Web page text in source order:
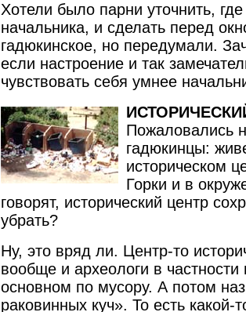
Хотели было парни уточнить,
начальника, и сделать перед
гадюкинское, но передумали.
если настроение и так
чувствовать себя умнее
Пожаловались
гадюкинцы:
историческом
Горки и в
говорят, исторический центр
убрать?
Ну, это вряд ли. Центр-то
вообще и археологи в
основном по мусору. А потом
раковинных куч». То есть какой-